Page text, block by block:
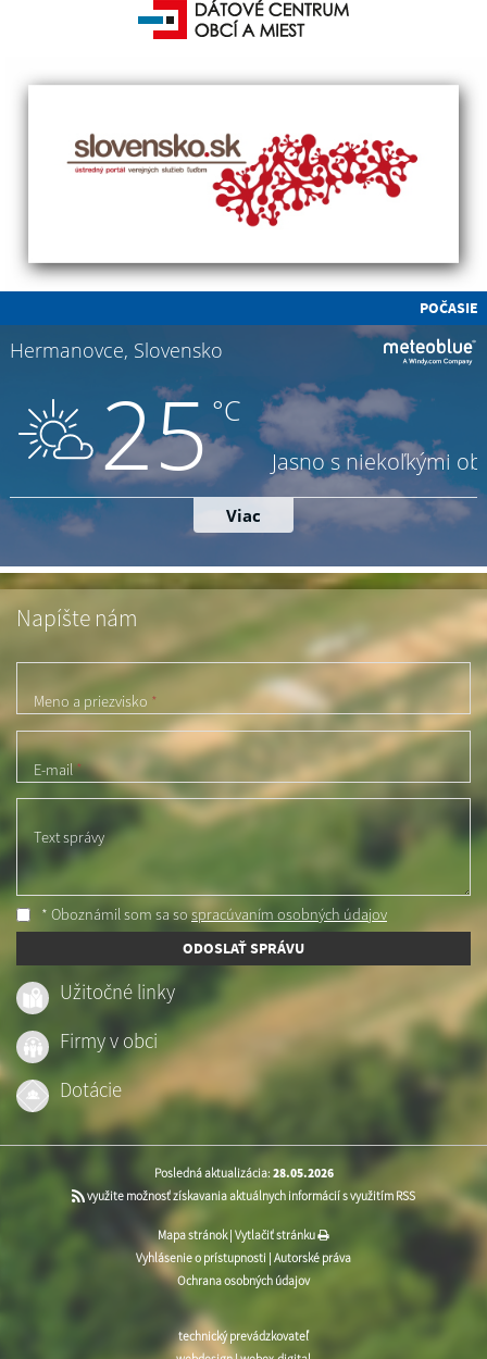
POČASIE
Napíšte nám
Meno a priezvisko *
E-mail*
Text správy
* Oboznámil som sa sospracúvaním osobných údajov
ODOSLAŤ SPRÁVU
Užitočné linky
Firmy v obci
Dotácie
Posledná aktualizácia: 28.05.2026
využite možnosť získavania aktuálnych informácií s využitím RSS
Mapa stránok| Vytlačiť stránku
Vyhlásenie o prístupnosti Autorské práva
Ochrana osobných údajov
technický prevádzkovateľ